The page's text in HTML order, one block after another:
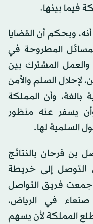
فيما بينها.
وبحكم أن القضايا
المطروحة في
والعمل المشترك بين
لإحلال السلم والأمن
بالغة، وأن المملكة
وأن يسفر عنه منظور
السلمية لها.
بن فرحان بالنتائج
التوصل إلى خريطة
جمعت فريق التواصل
في الرياض،
المملكة لأن يسهم